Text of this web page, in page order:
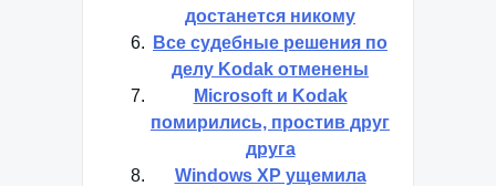
достанется никому
Все судебные решения по
делу Kodak отменены
Microsoft и Kodak
помирились, простив друг
друга
Windows XP ущемила